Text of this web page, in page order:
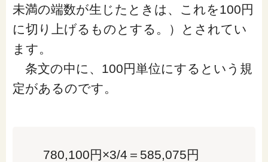
未満の端数が生じたときは、これを100円
に切り上げるものとする。
）とされてい
ます。
条文の中に、100円単位にするという規
定があるのです。
780,100円×3/4＝585,075円